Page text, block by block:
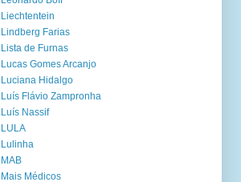
Liechtentein
Lindberg Farias
Lista de Furnas
Lucas Gomes Arcanjo
Luciana Hidalgo
Luís Flávio Zampronha
Luís Nassif
LULA
Lulinha
MAB
Mais Médicos